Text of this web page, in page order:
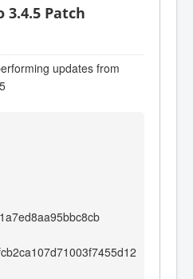
3.4.5 Patch
updates from